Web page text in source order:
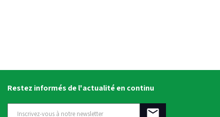
Restez informés de l'actualité en continu